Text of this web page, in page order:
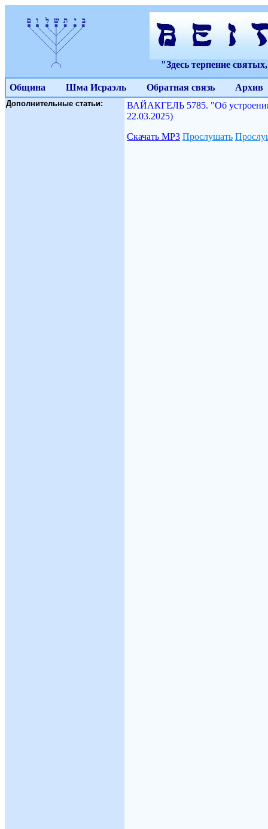
"Здесь терпение
Община Шма Исраэль Обратная связь Архив
Дополнительные статьи:
ВАЙАКГЕЛЬ 5785. "Об устроении
22.03.2025)
Скачать МР3 Прослушать